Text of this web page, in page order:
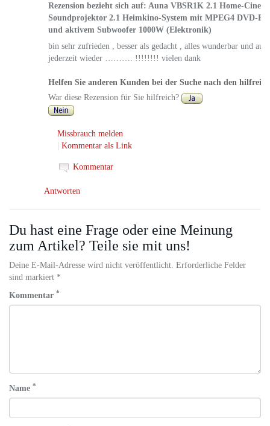
Rezension bezieht sich auf: Auna VBSR1K 2.1 Home-
Soundprojektor 2.1 Heimkino-System mit MPEG4 DVD-
und aktivem Subwoofer 1000W (Elektronik)
bin sehr zufrieden , besser als gedacht , alles wunderbar und
jederzeit wieder ………. !!!!!!!! vielen dank
Helfen Sie anderen Kunden bei der Suche nach den
War diese Rezension für Sie hilfreich?
Missbrauch melden
Kommentar als Link
Kommentar
Antworten
Du hast eine Frage oder eine Meinung
zum Artikel? Teile sie mit uns!
Deine E-Mail-Adresse wird nicht veröffentlicht. Erforderliche Felder
sind markiert *
Kommentar *
Name *